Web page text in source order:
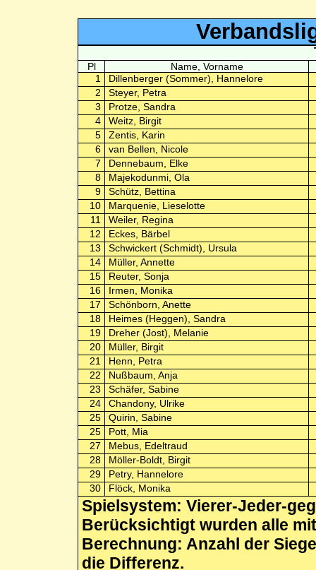
Pl
Name, Vorname
1
Dillenberger (Sommer), Hannelore
2
Steyer, Petra
3
Protze, Sandra
4
Weitz, Birgit
5
Zentis, Karin
6
van Bellen, Nicole
7
Dennebaum, Elke
8
Majekodunmi, Ola
9
Schütz, Bettina
10
Marquenie, Lieselotte
11
Weiler, Regina
12
Eckes, Bärbel
13
Schwickert (Schmidt), Ursula
14
Müller, Annette
15
Reuter, Sonja
16
Irmen, Monika
17
Schönborn, Anette
18
Heimes (Heggen), Sandra
19
Dreher (Jost), Melanie
20
Müller, Birgit
21
Henn, Petra
22
Nußbaum, Anja
23
Schäfer, Sabine
24
Chandony, Ulrike
25
Quirin, Sabine
25
Pott, Mia
27
Mebus, Edeltraud
28
Möller-Boldt, Birgit
29
Petry, Hannelore
30
Flöck, Monika
Spielsystem: Vierer-Jeder-
Berücksichtigt wurden alle
Berechnung: Anzahl der
die Differenz.